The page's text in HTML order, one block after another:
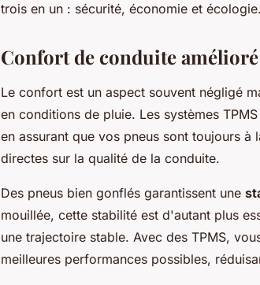
trois en un : sécurité, économie et écologie.
Confort de conduite amélioré
Le confort est un aspect souvent négligé
en conditions de pluie. Les systèmes
en assurant que vos pneus sont toujours
directes sur la qualité de la conduite.
Des pneus bien gonflés garantissent une
mouillée, cette stabilité est d'autant plus
une trajectoire stable. Avec des TPMS,
meilleures performances possibles,